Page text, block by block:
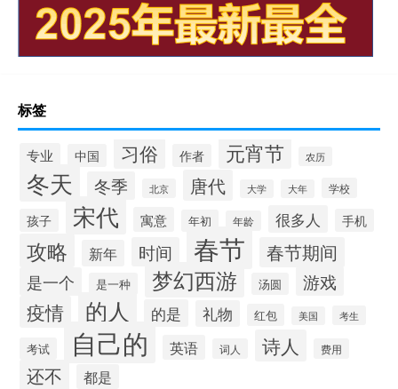
标签
专业 中国 习俗 作者 元宵节 农历
冬天 冬季 北京 唐代 大学 大年 学校
孩子 宋代 寓意 年初 年龄 很多人 手机
攻略 新年 时间 春节 春节期间
是一个 是一种 梦幻西游 汤圆 游戏
疫情 的人 的是 礼物 红包 美国 考生
考试 自己的 英语 词人 诗人 费用
还不 都是